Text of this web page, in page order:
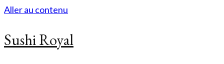
Aller au contenu
Sushi Royal